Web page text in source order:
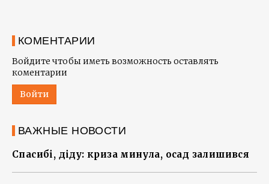
КОМЕНТАРИИ
Войдите чтобы иметь возможность оставлять
коментарии
Войти
ВАЖНЫЕ НОВОСТИ
Спасибі, діду: криза минула, осад залишився